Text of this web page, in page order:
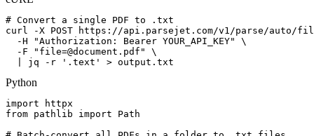
# Convert a single PDF to .txt
curl -X POST https://api.parsejet.com/v1/parse/auto/
  -H "Authorization: Bearer YOUR_API_KEY" \
  -F "
file=@document.pdf " \
  | jq -r '.text' > output.txt
Python
import httpx
from pathlib import Path